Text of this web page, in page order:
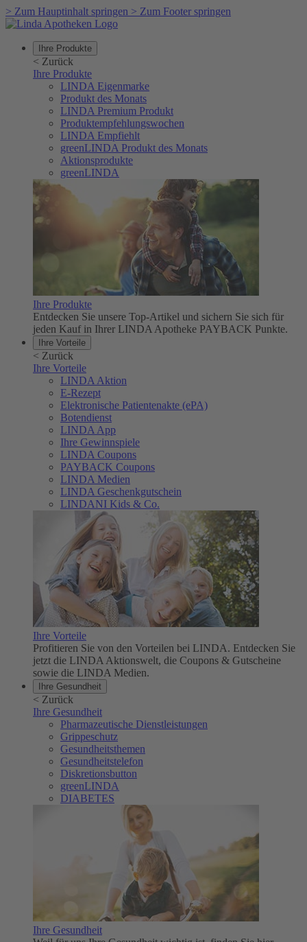
> Zum Hauptinhalt springen > Zum Footer springen
Ihre Produkte
< Zurück
Ihre Produkte
LINDA Eigenmarke
Produkt des Monats
LINDA Premium Produkt
Produktempfehlungswochen
LINDA Empfiehlt
greenLINDA Produkt des Monats
Aktionsprodukte
greenLINDA
Ihre Produkte
Entdecken Sie unsere Top-Artikel und sichern Sie sich für
jeden Kauf in Ihrer LINDA Apotheke PAYBACK Punkte.
Ihre Vorteile
< Zurück
Ihre Vorteile
LINDA Aktion
E-Rezept
Elektronische Patientenakte (ePA)
Botendienst
LINDA App
Ihre Gewinnspiele
LINDA Coupons
PAYBACK Coupons
LINDA Medien
LINDA Geschenkgutschein
LINDANI Kids & Co.
Ihre Vorteile
Profitieren Sie von den Vorteilen bei LINDA. Entdecken Sie
jetzt die LINDA Aktionswelt, die Coupons & Gutscheine
sowie die LINDA Medien.
Ihre Gesundheit
< Zurück
Ihre Gesundheit
Pharmazeutische Dienstleistungen
Grippeschutz
Gesundheitsthemen
Gesundheitstelefon
Diskretionsbutton
greenLINDA
DIABETES
Ihre Gesundheit